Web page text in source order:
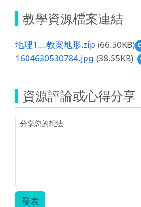
教學資源檔案連結
地理1上教案地形.zip (66.50KB)
1604630530784.jpg (38.55KB)
資源評論或心得分享
發表